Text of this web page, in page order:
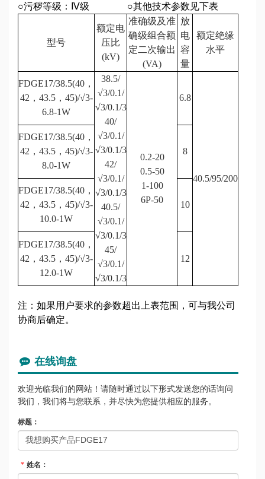
○污秽等级：Ⅳ级
○其他技术参数见下表
型号
额定电
压比
(kV)
准确级及准
确级组合额
定二次输出
(VA)
放
电
容
量
额定绝缘
水平
FDGE17/38.5(40，
42，43.5，45)/√3-
6.8-1W
38.5/
√3/0.1/
√3/0.1/3
40/
√3/0.1/
√3/0.1/3
42/
√3/0.1/
√3/0.1/3
40.5/
√3/0.1/
√3/0.1/3
45/
√3/0.1/
√3/0.1/3
0.2-20
0.5-50
1-100
6P-50
6.8
40.5/95/200
FDGE17/38.5(40，
42，43.5，45)/√3-
8.0-1W
8
FDGE17/38.5(40，
42，43.5，45)/√3-
10.0-1W
10
FDGE17/38.5(40，
42，43.5，45)/√3-
12.0-1W
12
注：如果用户要求的参数超出上表范围，可与我公司
协商后确定。
在线询盘
欢迎光临我们的网站！请随时通过以下形式发送您的话询问
我们，我们将与您联系，并尽快为您提供相应的服务。
标题：
* 姓名：